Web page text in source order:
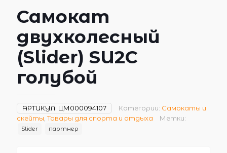
Самокат
двухколесный
(Slider) SU2C
голубой
АРТИКУЛ: ЦМ000094107 Категории: Самокаты и
скейты Товары для спорта и отдыха Метки:
Slider партнер